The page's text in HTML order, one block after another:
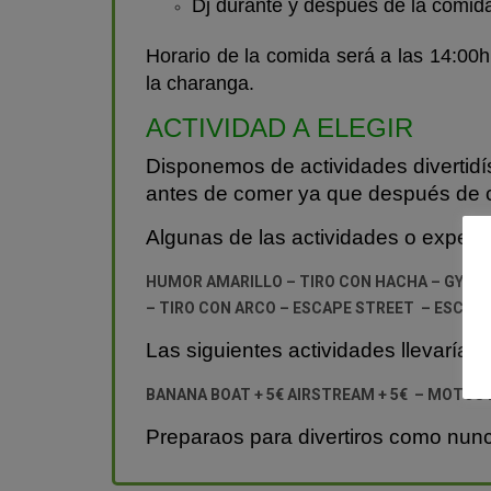
Dj durante y después de la
Horario de la comida será a las
la charanga.
ACTIVIDAD A ELEGIR
Disponemos de actividades
antes de comer ya que después de
Algunas de las actividades o
HUMOR AMARILLO – TIRO CON HACHA –
– TIRO CON ARCO – ESCAPE STREET –
Las siguientes actividades llevarían
BANANA BOAT + 5€ AIRSTREAM + 5€ – MOTOS
Preparaos para divertiros como